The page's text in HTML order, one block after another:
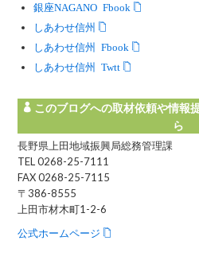
銀座NAGANO Facebook
しあわせ信州
しあわせ信州 Facebook
しあわせ信州 Twitter
このブログへの取材依頼や情報
ら
長野県上田地域振興局総務管理課
TEL 0268-25-7111
FAX 0268-25-7115
〒386-8555
上田市材木町1-2-6
公式ホームページ